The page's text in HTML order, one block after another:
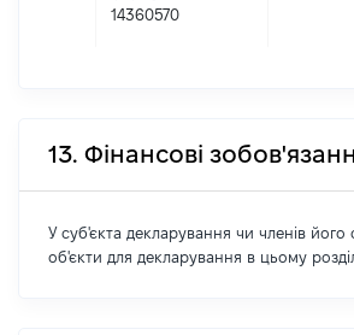
14360570
13. Фінансові
У суб'єкта декларування чи членів його
об'єкти для декларування в цьому